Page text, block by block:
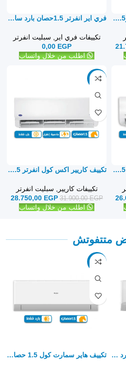
تكييف هاير سمارت ايكو انفرتر1.5 حصان بارد فقط – سبليت فري اير انفرتر 1.5حصان بارد ساخن – سبليت
تكييفات فري اير
سبليت انفرتر
0,00 EGP
اطلب من خلال واتساب
تكييف ميديا ايكو ماستر انفرتر 1.5 حصان بارد فقط – سبليت
-10%
تكييف كاريير اكس كول انفرتر 1.5 حصان بارد فقط – سبليت
تكييفات كاريير سبليت انفرتر
31.900,00EGP
28.750,00 EGP
اطلب من خلال واتساب
متتفوتش
تكييف فريش تربو 1.5 حصان بارد فقط – سبليت
-9%
تكييف هاير سمارت كول 1.5 حصان بارد فقط – سبليت